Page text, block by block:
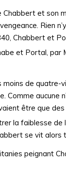
et son
Rien
Chabbert et
et Portal, par
de
Comme aucune
être que
la faiblesse de
se vit alors
peignant